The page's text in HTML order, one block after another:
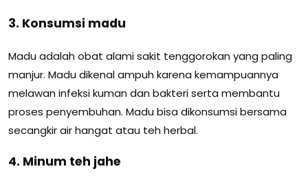
3. Konsumsi madu
Madu adalah obat alami sakit tenggorokan yang paling
manjur. Madu dikenal ampuh karena kemampuannya
melawan infeksi kuman dan bakteri serta membantu
proses penyembuhan. Madu bisa dikonsumsi bersama
secangkir air hangat atau teh herbal.
4. Minum teh jahe